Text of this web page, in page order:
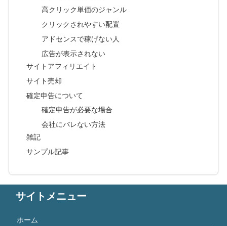
高クリック単価のジャンル
クリックされやすい配置
アドセンスで稼げない人
広告が表示されない
サイトアフィリエイト
サイト売却
確定申告について
確定申告が必要な場合
会社にバレない方法
雑記
サンプル記事
サイトメニュー
ホーム